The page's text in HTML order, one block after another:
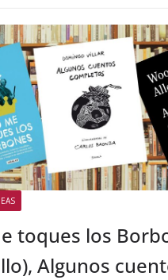
toques los
Algunos